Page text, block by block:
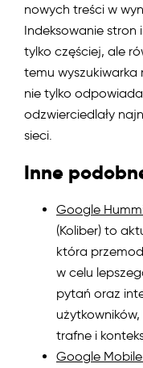
Yandex
nowych treści w
Indeksowanie stron
tylko częściej, ale
temu wyszukiwarka
nie tylko
odzwierciedlały
sieci.
Inne
Google
(Koliber) to
która
w celu
pytań oraz
trafne i
Google